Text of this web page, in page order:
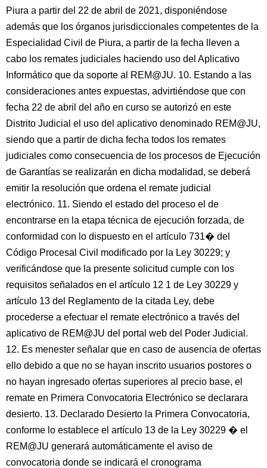
Piura a partir del 22 de abril de 2021, disponiéndose
además que los órganos jurisdiccionales competentes de la
Especialidad Civil de Piura, a partir de la fecha lleven a
cabo los remates judiciales haciendo uso del Aplicativo
Informático que da soporte al REM@JU. 10. Estando a las
consideraciones antes expuestas, advirtiéndose que con
fecha 22 de abril del año en curso se autorizó en este
Distrito Judicial el uso del aplicativo denominado REM@JU,
siendo que a partir de dicha fecha todos los remates
judiciales como consecuencia de los procesos de Ejecución
de Garantías se realizarán en dicha modalidad, se deberá
emitir la resolución que ordena el remate judicial
electrónico. 11. Siendo el estado del proceso el de
encontrarse en la etapa técnica de ejecución forzada, de
conformidad con lo dispuesto en el artículo 731� del
Código Procesal Civil modificado por la Ley 30229; y
verificándose que la presente solicitud cumple con los
requisitos señalados en el artículo 12 1 de Ley 30229 y
artículo 13 del Reglamento de la citada Ley, debe
procederse a efectuar el remate electrónico a través del
aplicativo de REM@JU del portal web del Poder Judicial.
12. Es menester señalar que en caso de ausencia de ofertas
ello debido a que no se hayan inscrito usuarios postores o
no hayan ingresado ofertas superiores al precio base, el
remate en Primera Convocatoria Electrónico se declarara
desierto. 13. Declarado Desierto la Primera Convocatoria,
conforme lo establece el artículo 13 de la Ley 30229 � el
REM@JU generará automáticamente el aviso de
convocatoria donde se indicará el cronograma